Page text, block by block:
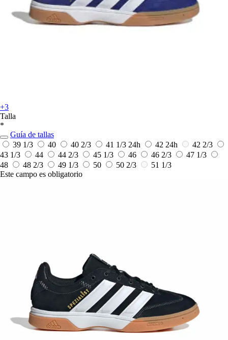
+3
Talla
*
Guía de tallas
39 1/3
40 40 2/3 41 1/3 24h 42 24h
42 2/3
43 1/3
44 44 2/3 45 1/3 46 46 2/3
47 1/3
48
48 2/3 49 1/3 50 50 2/3
51 1/3
Este campo es obligatorio